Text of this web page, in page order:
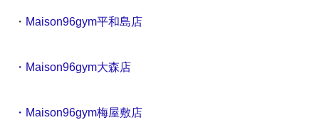
・ Maison96gym平和島店
・Maison96gym大森店
・Maison96gym梅屋敷店